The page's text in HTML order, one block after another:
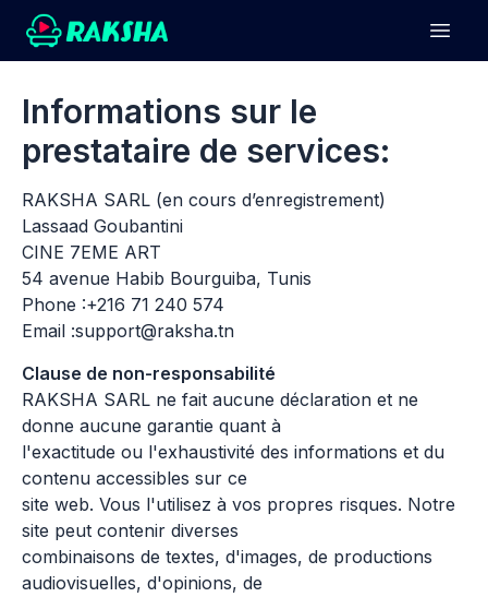
Informations sur le
prestataire de services:
RAKSHA SARL (en cours d’enregistrement)
Lassaad Goubantini
CINE 7EME ART
54 avenue Habib Bourguiba, Tunis
Phone :+216 71 240 574
Email :support@raksha.tn
Clause de non-responsabilité
RAKSHA SARL ne fait aucune déclaration et ne
donne aucune garantie quant à
l'exactitude ou l'exhaustivité des informations et du
contenu accessibles sur ce
site web. Vous l'utilisez à vos propres risques. Notre
site peut contenir diverses
combinaisons de textes, d'images, de productions
audiovisuelles, d'opinions, de